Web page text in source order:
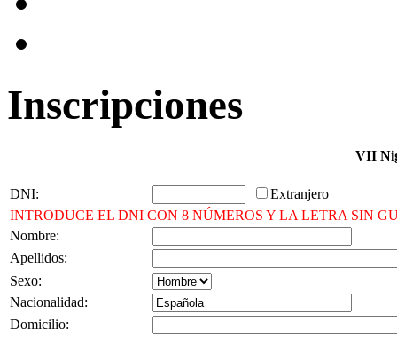
Inscripciones
VII
DNI:
Extranjero
INTRODUCE EL DNI CON 8 NÚMEROS Y LA LETRA SIN
Nombre:
Apellidos:
Sexo:
Nacionalidad:
Domicilio: